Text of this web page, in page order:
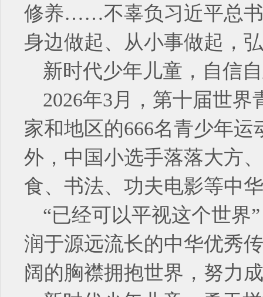
修养……不辜负习近平总书
身边做起、从小事做起，
新时代少年儿童，自信
2026年3月，第十届世
家和地区的666名青少年
外，中国小选手落落大方
食、书法、功夫电影等中
“已经可以平视这个世界
润于源远流长的中华优秀
阔的胸襟拥抱世界，努力